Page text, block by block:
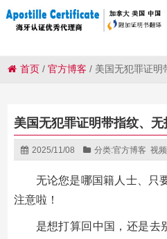
首页 /官方博客 / 美国无犯罪证明
美国无犯罪证明带指纹、
2025/11/08 分类:官方博客 视
无论您是哪国籍人士、只
注意啦！
是想打算回中国，还是去